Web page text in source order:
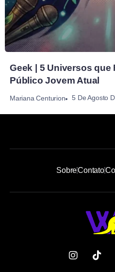
Geek | 5 Universos que
Público Jovem Atual
Mariana Centurion 5 De Agosto
SobreContato